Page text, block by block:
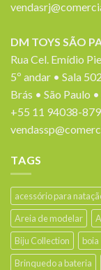
DM TOYS SÃO
Rua Cel. Emídio
5º andar • Sala 502
Brás • São Paulo •
+55 11 94038-
TAGS
acessório para
Areia de modelar
Biju Collection
boia
Brinquedo a bateria